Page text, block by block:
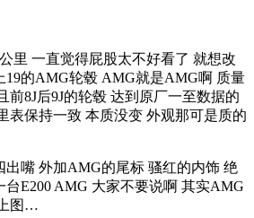
里 一直觉得屁股太不好看了 就想改
19的AMG轮毂 AMG就是AMG啊 质量
前8J后9J的轮毂 达到原厂一至数据的
表保持一致 本质没变 外观那可是质的
嘴 外加AMG的尾标 骚红的内饰 绝
台E200 AMG 大家不要说啊 其实AMG
图…